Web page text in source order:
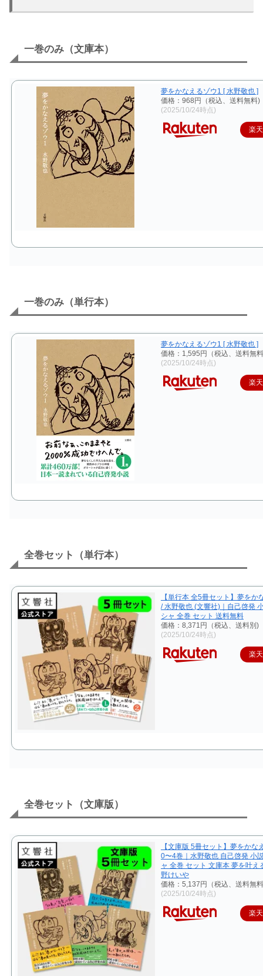
一巻のみ（文庫本）
夢をかなえるゾウ1 [ 水野敬也 ]
価格：968円（税込、送料無料)
(2025/10/24時点)
楽
一巻のみ（単行本）
夢をかなえるゾウ1 [ 水野敬也 ]
価格：1,595円（税込、送料無
(2025/10/24時点)
楽
全巻セット（単行本）
【単行本 全5冊セット】夢をか
/ 水野敬也 (文響社)｜自己啓発
シャ 全巻 セット 送料無料
価格：8,371円（税込、送料別)
(2025/10/24時点)
楽
全巻セット（文庫版）
【文庫版 5冊セット】夢をかな
0〜4巻｜水野敬也 自己啓発 小
ャ 全巻 セット 文庫本 夢を叶え
野けいや
価格：5,137円（税込、送料無
(2025/10/24時点)
楽